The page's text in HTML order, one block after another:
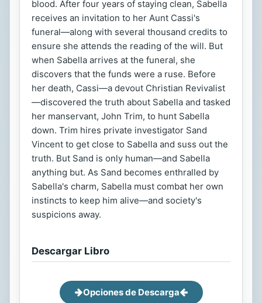
blood. After four years of staying clean, Sabella
receives an invitation to her Aunt Cassi's
funeral—along with several thousand credits to
ensure she attends the reading of the will. But
when Sabella arrives at the funeral, she
discovers that the funds were a ruse. Before
her death, Cassi—a devout Christian Revivalist
—discovered the truth about Sabella and tasked
her manservant, John Trim, to hunt Sabella
down. Trim hires private investigator Sand
Vincent to get close to Sabella and suss out the
truth. But Sand is only human—and Sabella
anything but. As Sand becomes enthralled by
Sabella's charm, Sabella must combat her own
instincts to keep him alive—and society's
suspicions away.
Descargar Libro
Opciones de Descarga